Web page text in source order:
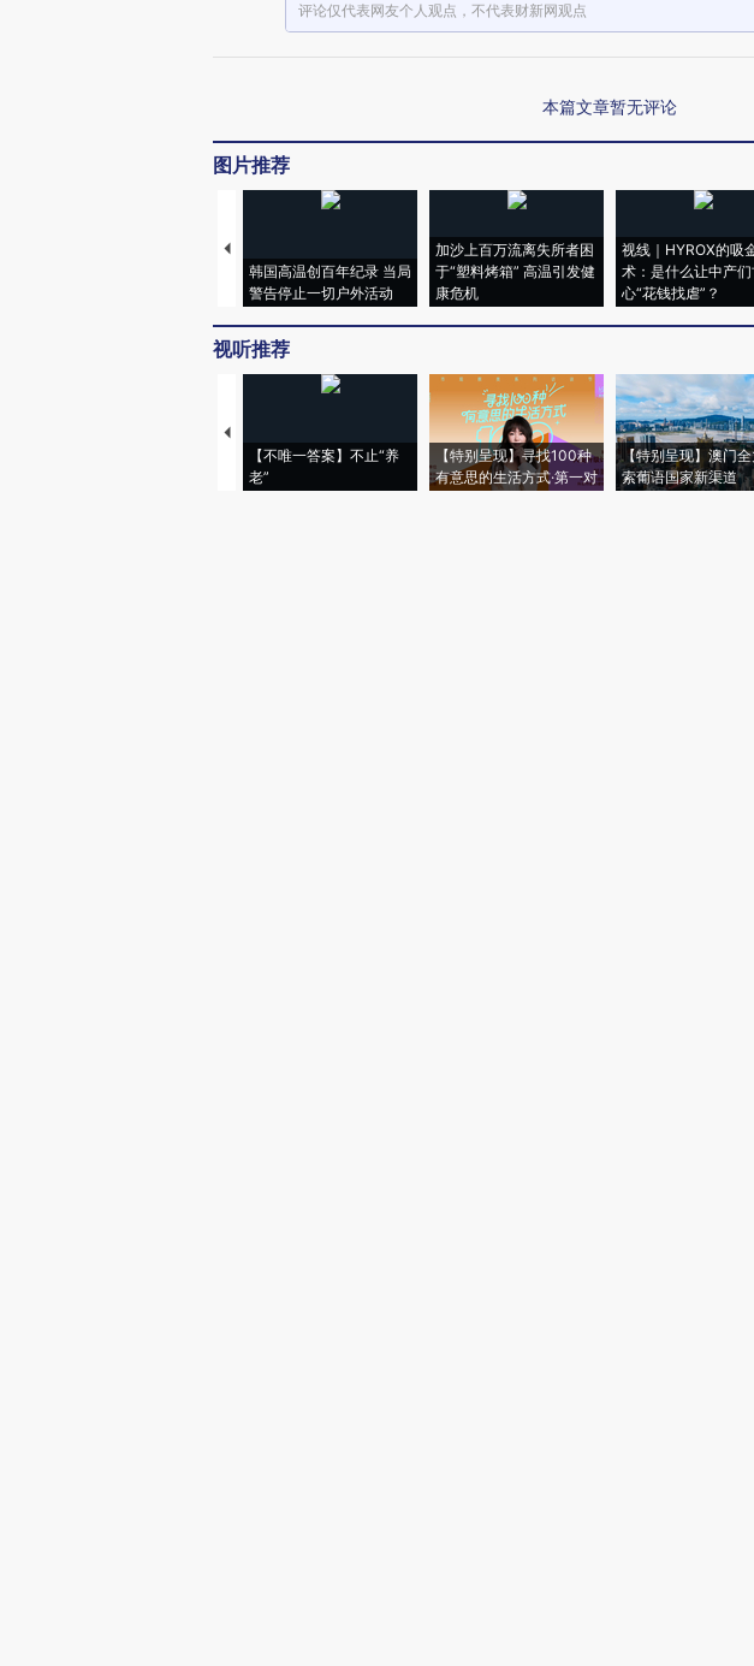
评论仅代表网友个人观点，不代表财新网观点
本篇文章暂无评论
图片推荐
韩国高温创百年纪录 当局
警告停止一切户外活动
加沙上百万流离失所者困
于“塑料烤箱” 高温引发健
康危机
视线｜HYROX的吸
术：是什么让中产
心“花钱找虐”？
视听推荐
【不唯一答案】不止“养
老”
【特别呈现】寻找100种
有意思的生活方式·第一对
【特别呈现】澳门
索葡语国家新渠道